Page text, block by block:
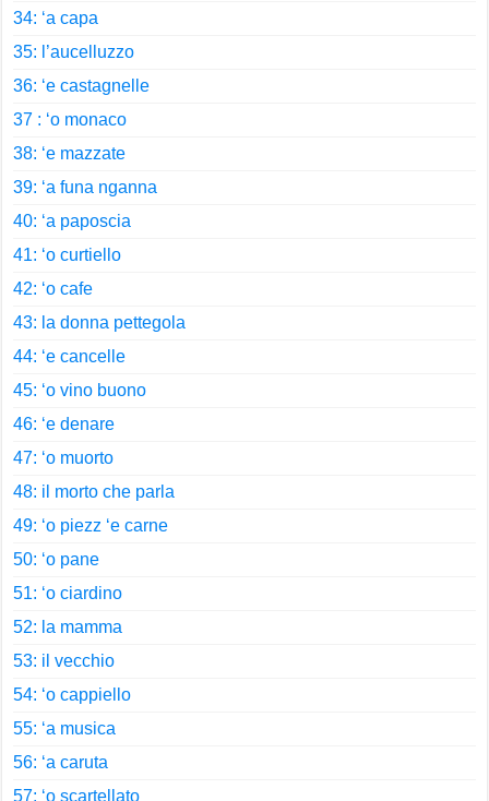
34: ‘a capa
35: l’aucelluzzo
36: ‘e castagnelle
37 : ‘o monaco
38: ‘e mazzate
39: ‘a funa nganna
40: ‘a paposcia
41: ‘o curtiello
42: ‘o cafe
43: la donna pettegola
44: ‘e cancelle
45: ‘o vino buono
46: ‘e denare
47: ‘o muorto
48: il morto che parla
49: ‘o piezz ‘e carne
50: ‘o pane
51: ‘o ciardino
52: la mamma
53: il vecchio
54: ‘o cappiello
55: ‘a musica
56: ‘a caruta
57: ‘o scartellato